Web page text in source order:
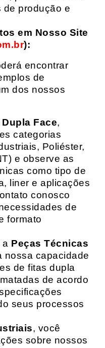
de produção e
em Nosso Site
):
encontrar
de
dos nossos
Face,
categorias
Poliéster,
e observe as
como tipo de
liner e aplicações
conosco
de
formato
a Peças Técnicas
nossa capacidade
de fitas dupla
de acordo
seus processos
, você
sobre nossos